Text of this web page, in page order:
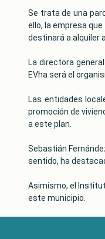
Se trata de una
ello, la empresa
destinará a alquiler
La directora
EVha será el
Las entidades
promoción de
a este plan.
Sebastián
sentido, ha
Asimismo, el
este municipio.